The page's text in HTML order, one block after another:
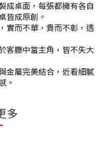
成桌面，每張都擁有各自
皆成原創。
實而不華，貴而不彰，透
客廳中當主角，皆不失大
金屬完美結合，近看細膩
。
多